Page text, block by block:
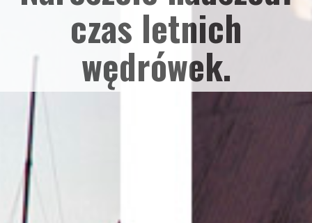
czas letnich
wędrówek.